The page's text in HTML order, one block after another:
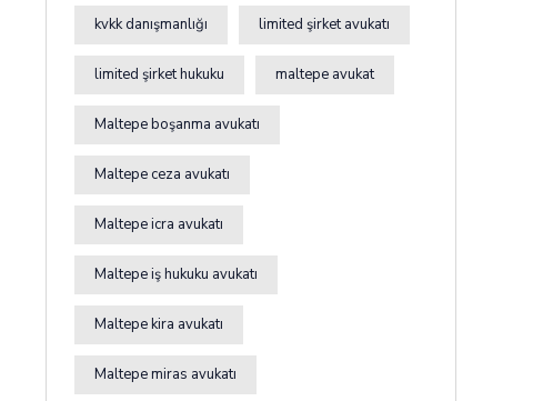
kvkk danışmanlığı limited şirket avukatı
limited şirket hukuku maltepe avukat
Maltepe boşanma avukatı
Maltepe ceza avukatı
Maltepe icra avukatı
Maltepe iş hukuku avukatı
Maltepe kira avukatı
Maltepe miras avukatı